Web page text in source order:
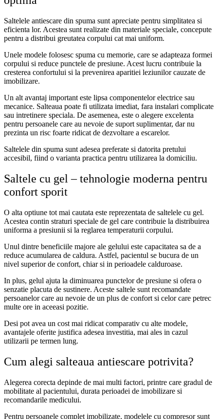
Saltelele antiescare din spuma sunt apreciate pentru simplitatea si
eficienta lor. Acestea sunt realizate din materiale speciale, concepute
pentru a distribui greutatea corpului cat mai uniform.
Unele modele folosesc spuma cu memorie, care se adapteaza formei
corpului si reduce punctele de presiune. Acest lucru contribuie la
cresterea confortului si la prevenirea aparitiei leziunilor cauzate de
imobilizare.
Un alt avantaj important este lipsa componentelor electrice sau
mecanice. Salteaua poate fi utilizata imediat, fara instalari complicate
sau intretinere speciala. De asemenea, este o alegere excelenta
pentru persoanele care au nevoie de suport suplimentar, dar nu
prezinta un risc foarte ridicat de dezvoltare a escarelor.
Saltelele din spuma sunt adesea preferate si datorita pretului
accesibil, fiind o varianta practica pentru utilizarea la domiciliu.
Saltele cu gel – tehnologie moderna pentru
confort sporit
O alta optiune tot mai cautata este reprezentata de saltelele cu gel.
Acestea contin straturi speciale de gel care contribuie la distribuirea
uniforma a presiunii si la reglarea temperaturii corpului.
Unul dintre beneficiile majore ale gelului este capacitatea sa de a
reduce acumularea de caldura. Astfel, pacientul se bucura de un
nivel superior de confort, chiar si in perioadele calduroase.
In plus, gelul ajuta la diminuarea punctelor de presiune si ofera o
senzatie placuta de sustinere. Aceste saltele sunt recomandate
persoanelor care au nevoie de un plus de confort si celor care petrec
multe ore in aceeasi pozitie.
Desi pot avea un cost mai ridicat comparativ cu alte modele,
avantajele oferite justifica adesea investitia, mai ales in cazul
utilizarii pe termen lung.
Cum alegi salteaua antiescare potrivita?
Alegerea corecta depinde de mai multi factori, printre care gradul de
mobilitate al pacientului, durata perioadei de imobilizare si
recomandarile medicului.
Pentru persoanele complet imobilizate, modelele cu compresor sunt